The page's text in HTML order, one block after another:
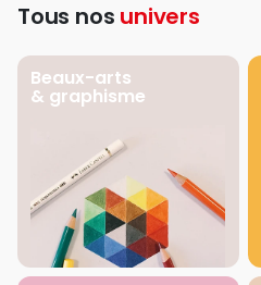
Tous nos univers
Beaux-arts
& graphisme